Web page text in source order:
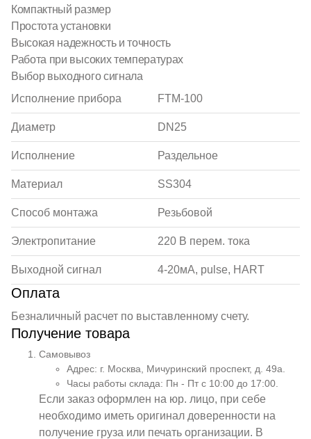
Компактный размер
Простота установки
Высокая надежность и точность
Работа при высоких температурах
Выбор выходного сигнала
Исполнение прибора
FTM-100
Диаметр DN25
Исполнение Раздельное
Материал SS304
Способ монтажа Резьбовой
Электропитание 220 В перем. тока
Выходной сигнал 4-20мА, pulse, HART
Оплата
Безналичный расчет по выставленному счету.
Получение товара
Самовывоз
Адрес: г. Москва, Мичуринский проспект, д. 49а.
Часы работы склада: Пн - Пт с 10:00 до 17:00.
Если заказ оформлен на юр. лицо, при себе
необходимо иметь оригинал доверенности на
получение груза или печать организации. В